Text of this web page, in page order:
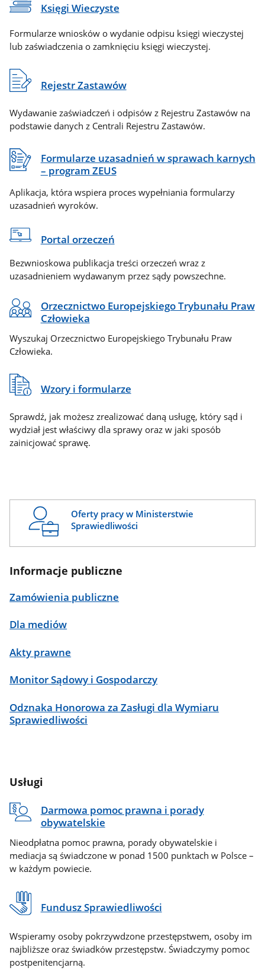
Księgi Wieczyste
Formularze wniosków o wydanie odpisu księgi wieczystej
lub zaświadczenia o zamknięciu księgi wieczystej.
Rejestr Zastawów
Wydawanie zaświadczeń i odpisów z Rejestru Zastawów na
podstawie danych z Centrali Rejestru Zastawów.
Formularze uzasadnień w sprawach karnych
– program ZEUS
Aplikacja, która wspiera proces wypełniania formularzy
uzasadnień wyroków.
Portal orzeczeń
Bezwnioskowa publikacja treści orzeczeń wraz z
uzasadnieniem wydawanym przez sądy powszechne.
Orzecznictwo Europejskiego Trybunału Praw
Człowieka
Wyszukaj Orzecznictwo Europejskiego Trybunału Praw
Człowieka.
Wzory i formularze
Sprawdź, jak możesz zrealizować daną usługę, który sąd i
wydział jest właściwy dla sprawy oraz w jaki sposób
zainicjować sprawę.
Oferty pracy w Ministerstwie
Sprawiedliwości
Informacje publiczne
Zamówienia publiczne
Dla mediów
Akty prawne
Monitor Sądowy i Gospodarczy
Odznaka Honorowa za Zasługi dla Wymiaru
Sprawiedliwości
Usługi
Darmowa pomoc prawna i porady
obywatelskie
Nieodpłatna pomoc prawna, porady obywatelskie i
mediacja są świadczone w ponad 1500 punktach w Polsce –
w każdym powiecie.
Fundusz Sprawiedliwości
Wspieramy osoby pokrzywdzone przestępstwem, osoby im
najbliższe oraz świadków przestępstw. Świadczymy pomoc
postpenitencjarną.